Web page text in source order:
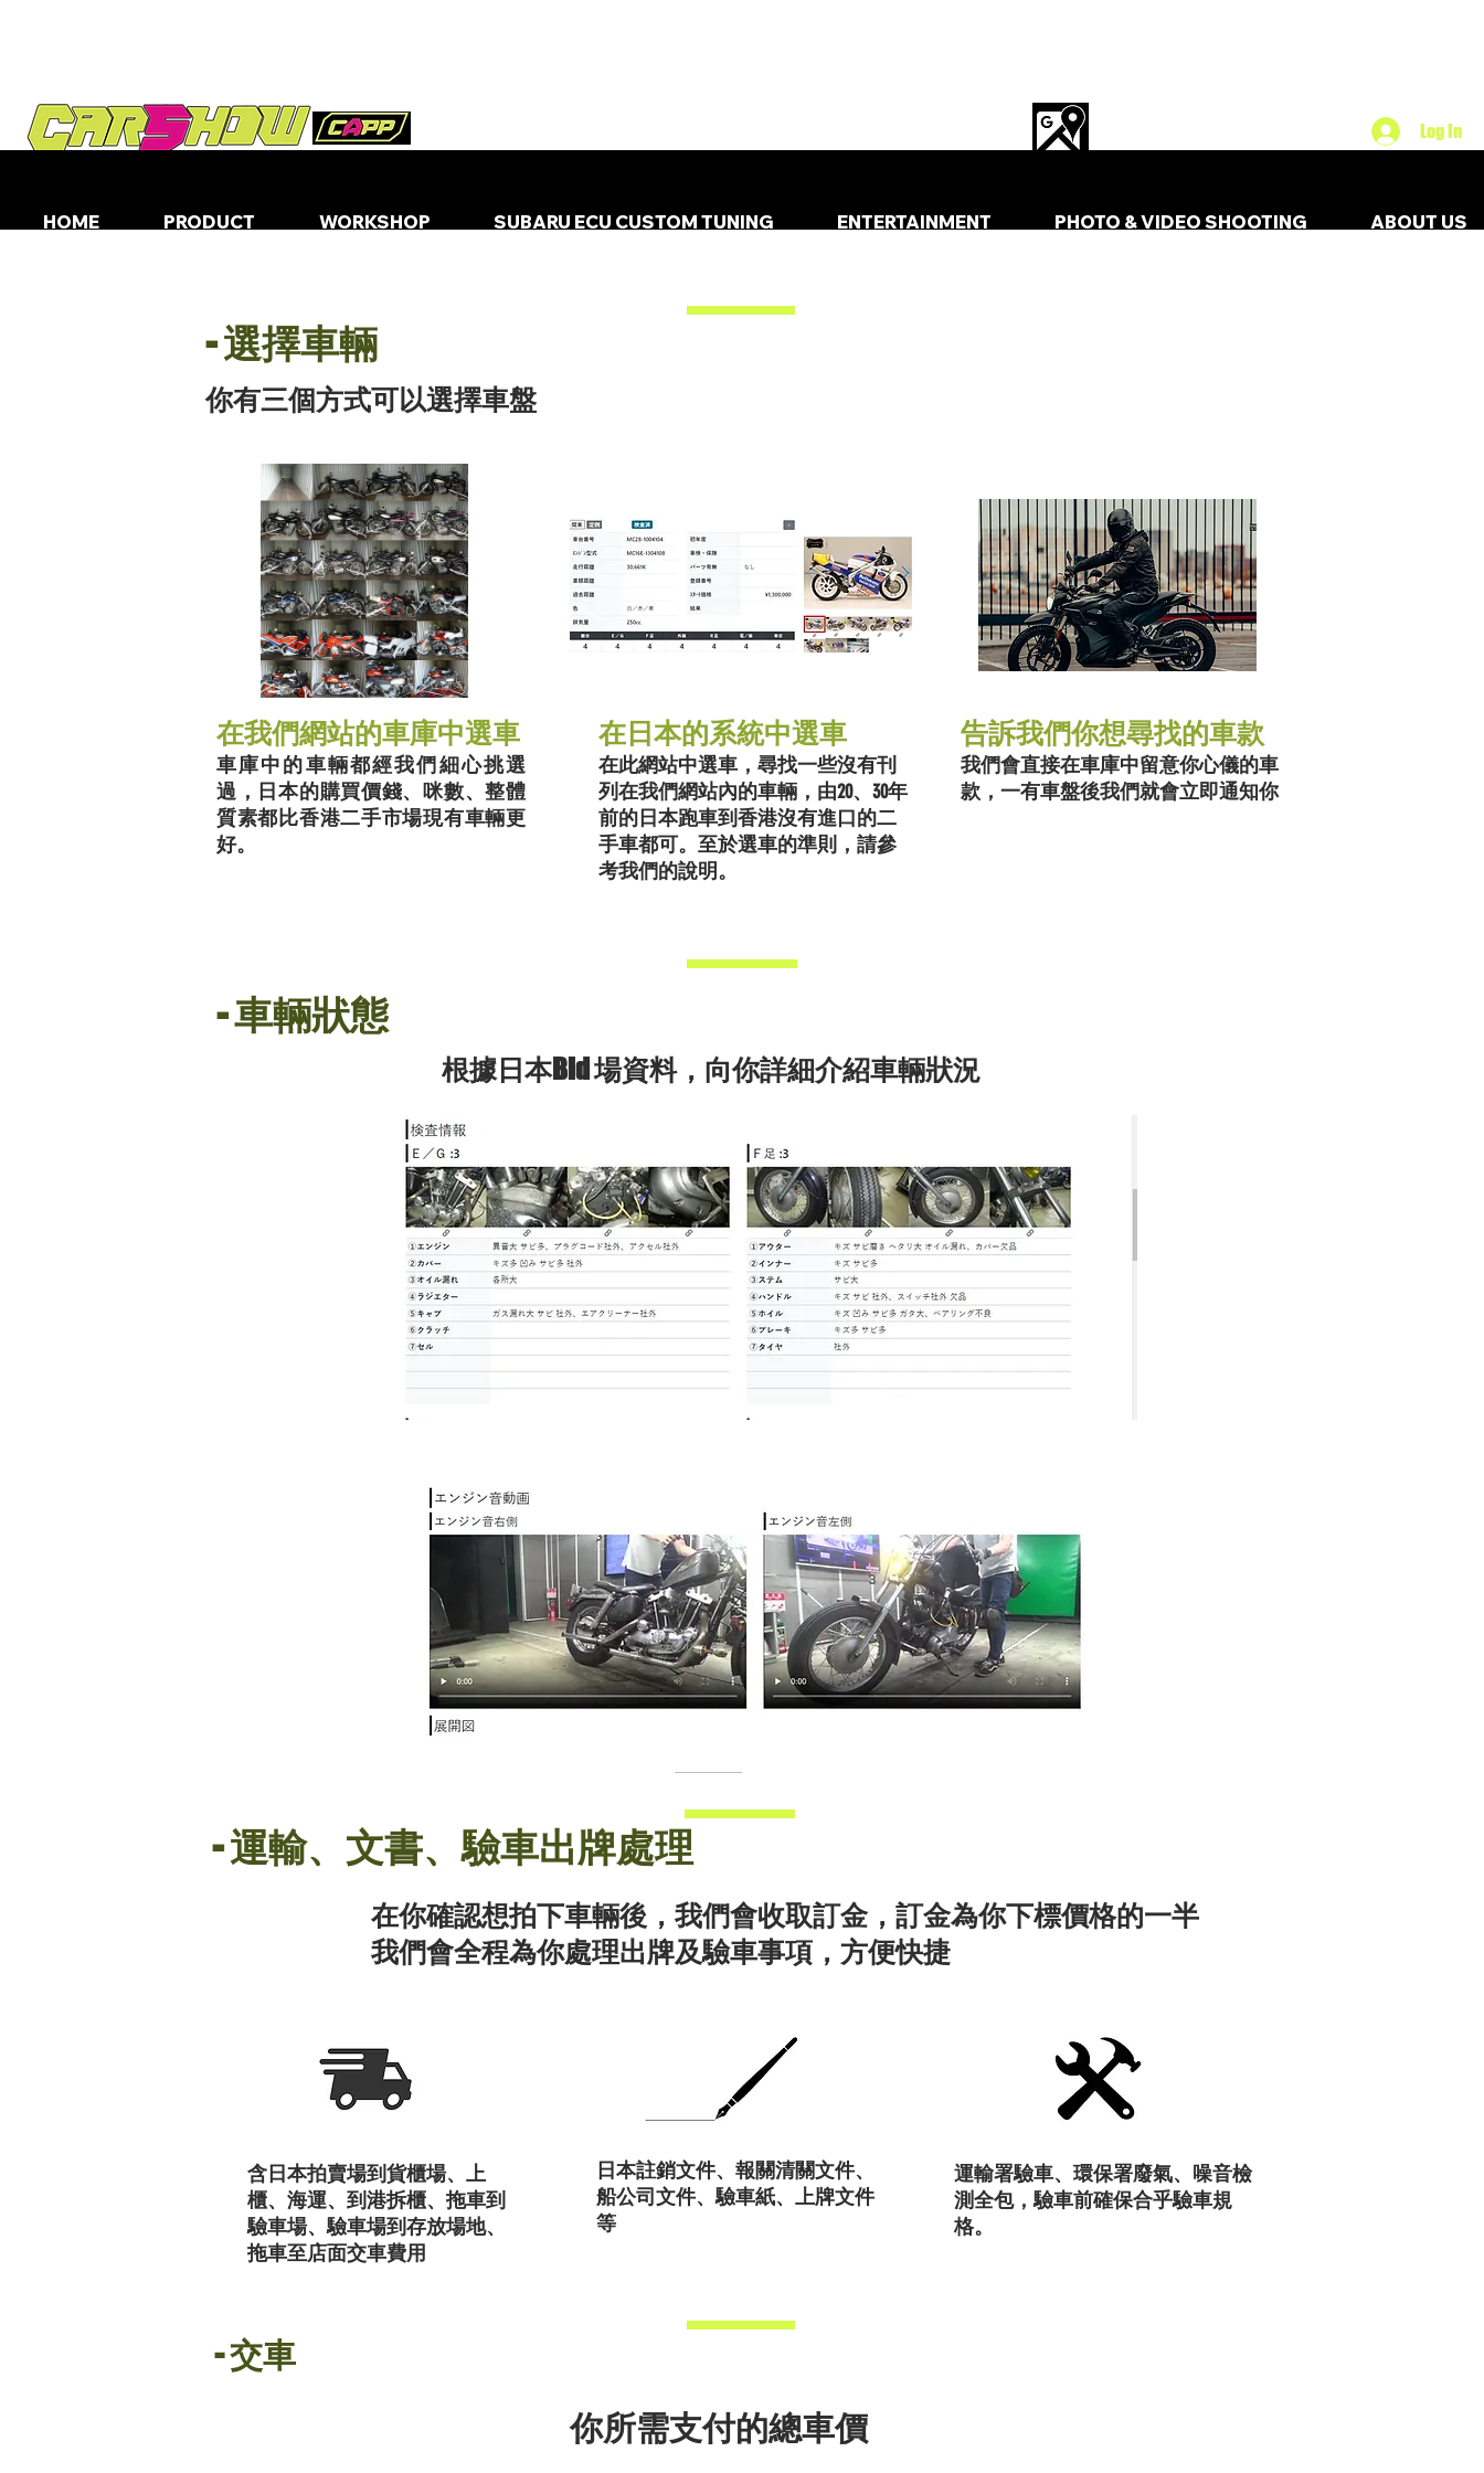
Log In
HOME PRODUCT WORKSHOP SUBARU ECU CUSTOM TUNING ENTERTAINMENT PHOTO & VIDEO SHOOTING ABOUT US
- 選擇車輛
你有三個方式可以選擇車盤
在我們網站的車庫中選車
車庫中的車輛都經我們細心挑選
過，日本的購買價錢、咪數、整體
質素都比香港二手市場現有車輛更
好。
在日本的系統中選車
在此網站中選車，尋找一些沒有刊
列在我們網站內的車輛，由20、30年
前的日本跑車到香港沒有進口的二
手車都可。至於選車的準則，請參
考我們的說明。
告訴我們你想尋找的車款
我們會直接在車庫中留意你心儀的車
款，一有車盤後我們就會立即通知你
-車輛狀態
根據日本Bid 場資料，向你詳細介紹車輛狀況
- 運輸、文書、驗車出牌處理
在你確認想拍下車輛後，我們會收取訂金，訂金為你下標價格的一半
我們會全程為你處理出牌及驗車事項，方便快捷
含日本拍賣場到貨櫃場、上
櫃、海運、到港拆櫃、拖車到
驗車場、驗車場到存放場地、
拖車至店面交車費用
日本註銷文件、報關清關文件、
船公司文件、驗車紙、上牌文件
等
運輸署驗車、環保署廢氣、噪音檢
測全包，驗車前確保合乎驗車規
格。
- 交車
你所需支付的總車價